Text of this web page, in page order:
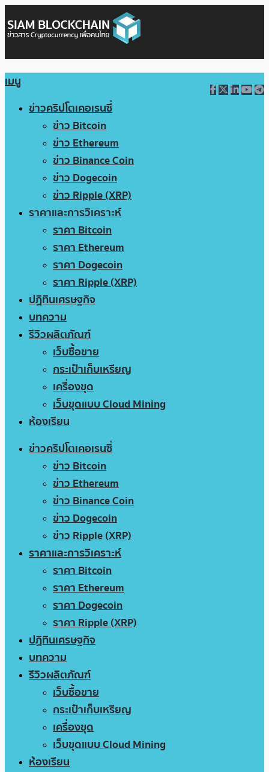
เมนู
ข่าวคริปโตเคอเรนซี่
ข่าว Bitcoin
ข่าว Ethereum
ข่าว Binance Coin
ข่าว Dogecoin
ข่าว Ripple (XRP)
ราคาและการวิเคราะห์
ราคา Bitcoin
ราคา Ethereum
ราคา Dogecoin
ราคา Ripple (XRP)
ปฏิทินเศรษฐกิจ
บทความ
รีวิวผลิตภัณฑ์
เว็บซื้อขาย
กระเป๋าเก็บเหรียญ
เครื่องขุด
เว็บขุดแบบ Cloud Mining
ห้องเรียน
ข่าวคริปโตเคอเรนซี่
ข่าว Bitcoin
ข่าว Ethereum
ข่าว Binance Coin
ข่าว Dogecoin
ข่าว Ripple (XRP)
ราคาและการวิเคราะห์
ราคา Bitcoin
ราคา Ethereum
ราคา Dogecoin
ราคา Ripple (XRP)
ปฏิทินเศรษฐกิจ
บทความ
รีวิวผลิตภัณฑ์
เว็บซื้อขาย
กระเป๋าเก็บเหรียญ
เครื่องขุด
เว็บขุดแบบ Cloud Mining
ห้องเรียน